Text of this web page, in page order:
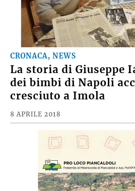
CRONACA, NEWS
La storia di Giuseppe
dei bimbi di Napoli
cresciuto a Imola
8 APRILE 2018